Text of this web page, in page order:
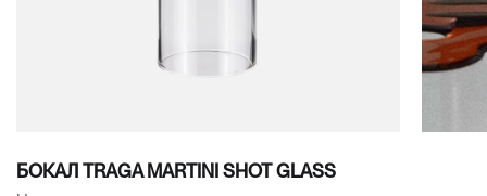
БОКАЛ TRAGA MARTINI SHOT GLASS